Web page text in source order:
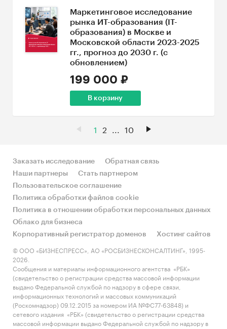
Маркетинговое исследование
рынка ИТ-образования (IT-
образования) в Москве и
Московской области 2023-2025
гг., прогноз до 2030 г. (с
обновлением)
199 000 ₽
В корзину
1 2 ... 10
Заказать исследование
Обратная связь
Наши партнеры
Стать партнером
Пользовательское соглашение
Политика обработки файлов cookie
Политика в отношении обработки персональных данных
Облако для бизнеса
Корпоративный регистратор доменов
Хостинг сайтов
© ООО «БИЗНЕСПРЕСС», АО «РОСБИЗНЕСКОНСАЛТИНГ», 1995-
2026.
Сообщения и материалы информационного агентства «РБК»
(свидетельство о регистрации средства массовой информации
выдано Федеральной службой по надзору в сфере связи,
информационных технологий и массовых коммуникаций
(Роскомнадзор) 09.12.2015 за номером ИА №ФС77-63848) и
сетевого издания «РБК» (свидетельство о регистрации средства
массовой информации выдано Федеральной службой по надзору в